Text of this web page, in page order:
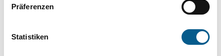
Präferenzen
Statistiken